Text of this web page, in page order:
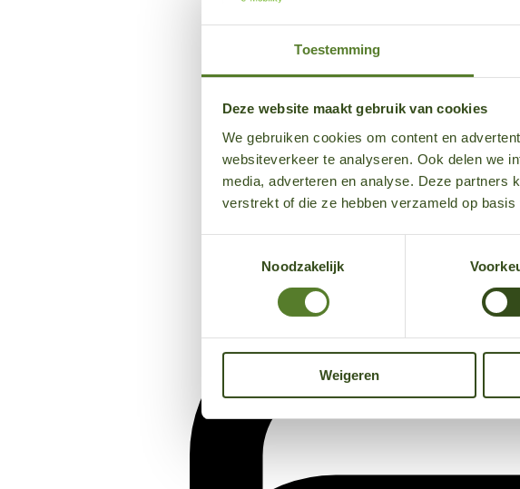
Toestemming
Deze website maakt gebruik van cookies
We gebruiken cookies om content en
websiteverkeer te analyseren. Ook delen we
media, adverteren en analyse. Deze partners
verstrekt of die ze hebben verzameld op
Noodzakelijk
Weigeren